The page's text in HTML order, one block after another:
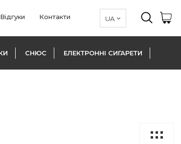
Відгуки Контакти
СНЮС ЕЛЕКТРОННІ СИГАРЕТИ